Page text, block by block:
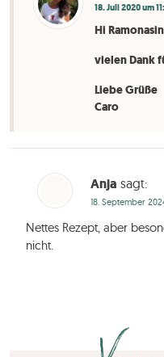
18. Juli 2020 um
Hi
vielen Dank
Liebe Grüße
Caro
Anja sagt:
18. September
Nettes Rezept, aber
nicht.